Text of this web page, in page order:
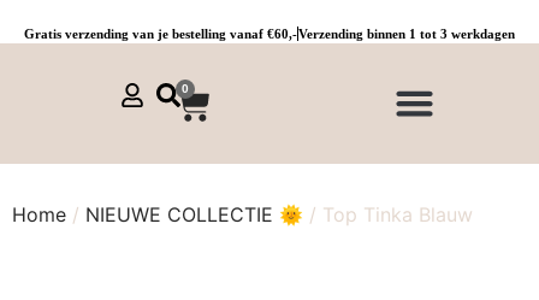
Gratis verzending van je bestelling vanaf €60,-Verzending binnen 1 tot 3 werkdagen
0
Home / NIEUWE COLLECTIE 🌞 / Top Tinka Blauw